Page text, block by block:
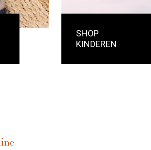
SHOP
KINDEREN